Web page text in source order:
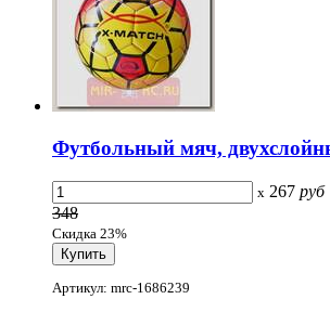
Футбольный мяч,
x 267 руб
348
Скидка 23%
Артикул: mrc-1686239